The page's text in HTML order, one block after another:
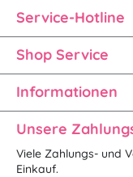
Service-Hotline
Shop Service
Informationen
Unsere
Viele Zahlungs- und
Einkauf.